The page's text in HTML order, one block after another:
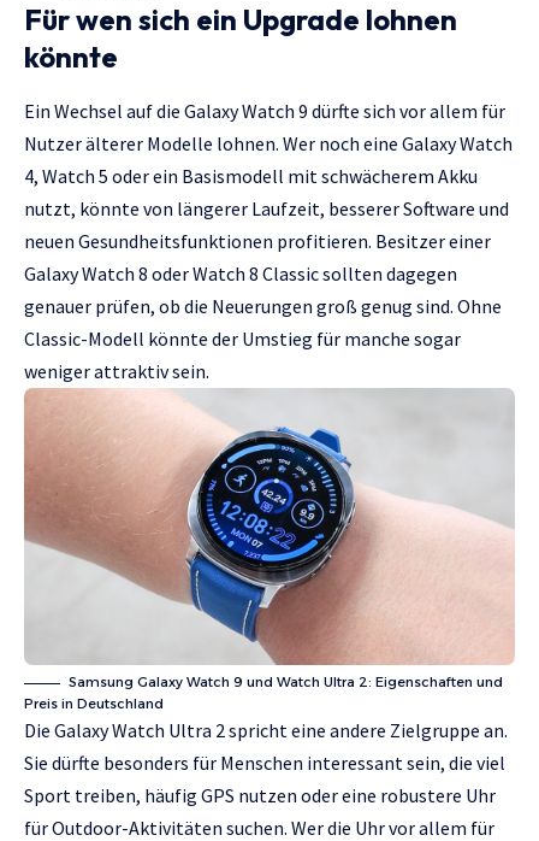
Für wen sich ein Upgrade lohnen
könnte
Ein Wechsel auf die Galaxy Watch 9 dürfte sich vor allem für
Nutzer älterer Modelle lohnen. Wer noch eine Galaxy Watch
4, Watch 5 oder ein Basismodell mit schwächerem Akku
nutzt, könnte von längerer Laufzeit, besserer Software und
neuen Gesundheitsfunktionen profitieren. Besitzer einer
Galaxy Watch 8 oder Watch 8 Classic sollten dagegen
genauer prüfen, ob die Neuerungen groß genug sind. Ohne
Classic-Modell könnte der Umstieg für manche sogar
weniger attraktiv sein.
Samsung Galaxy Watch 9 und Watch Ultra 2: Eigenschaften und
Preis in Deutschland
Die Galaxy Watch Ultra 2 spricht eine andere Zielgruppe an.
Sie dürfte besonders für Menschen interessant sein, die viel
Sport treiben, häufig GPS nutzen oder eine robustere Uhr
für Outdoor-Aktivitäten suchen. Wer die Uhr vor allem für